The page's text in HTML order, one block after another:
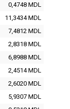
0,4748 MDL
11,3434MDL
7,4812 MDL
2,8318 MDL
6,8988 MDL
2,4514MDL
2,6020 MDL
5,9307 MDL